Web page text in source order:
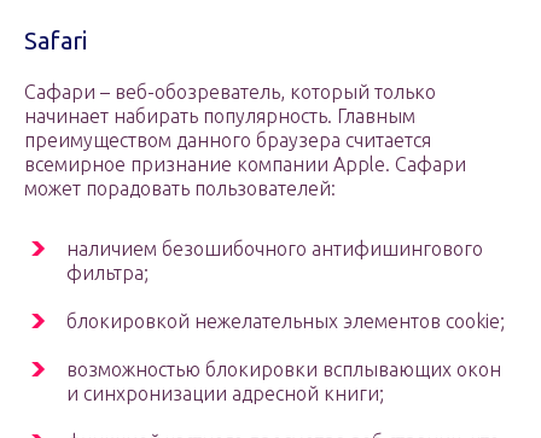
Safari
Сафари – веб-обозреватель, который только
начинает набирать популярность. Главным
преимуществом данного браузера считается
всемирное признание компании Apple. Сафари
может порадовать пользователей:
наличием безошибочного антифишингового
фильтра;
блокировкой нежелательных элементов cookie;
возможностью блокировки всплывающих окон
и синхронизации адресной книги;